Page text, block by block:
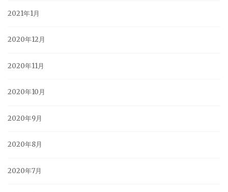
2021年1月
2020年12月
2020年11月
2020年10月
2020年9月
2020年8月
2020年7月